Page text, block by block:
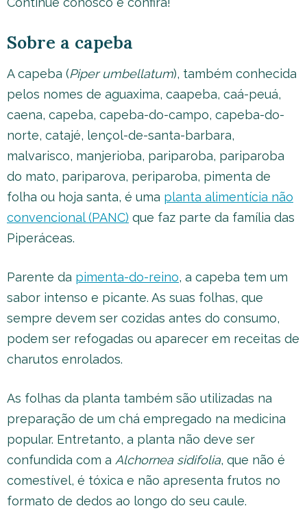
Sobre a capeba
A capeba (Piper umbellatum), também conhecida
pelos nomes de aguaxima, caapeba, caá-peuá,
caena, capeba, capeba-do-campo, capeba-do-
norte, catajé, lençol-de-santa-barbara,
malvarisco, manjerioba, pariparoba, pariparoba
do mato, pariparova, periparoba, pimenta de
folha ou hoja santa, é uma planta alimentícia não
convencional (PANC) que faz parte da família das
Piperáceas.
Parente da pimenta-do-reino, a capeba tem um
sabor intenso e picante. As suas folhas, que
sempre devem ser cozidas antes do consumo,
podem ser refogadas ou aparecer em receitas de
charutos enrolados.
As folhas da planta também são utilizadas na
preparação de um chá empregado na medicina
popular. Entretanto, a planta não deve ser
confundida com a Alchornea sidifolia, que não é
comestível, é tóxica e não apresenta frutos no
formato de dedos ao longo do seu caule.